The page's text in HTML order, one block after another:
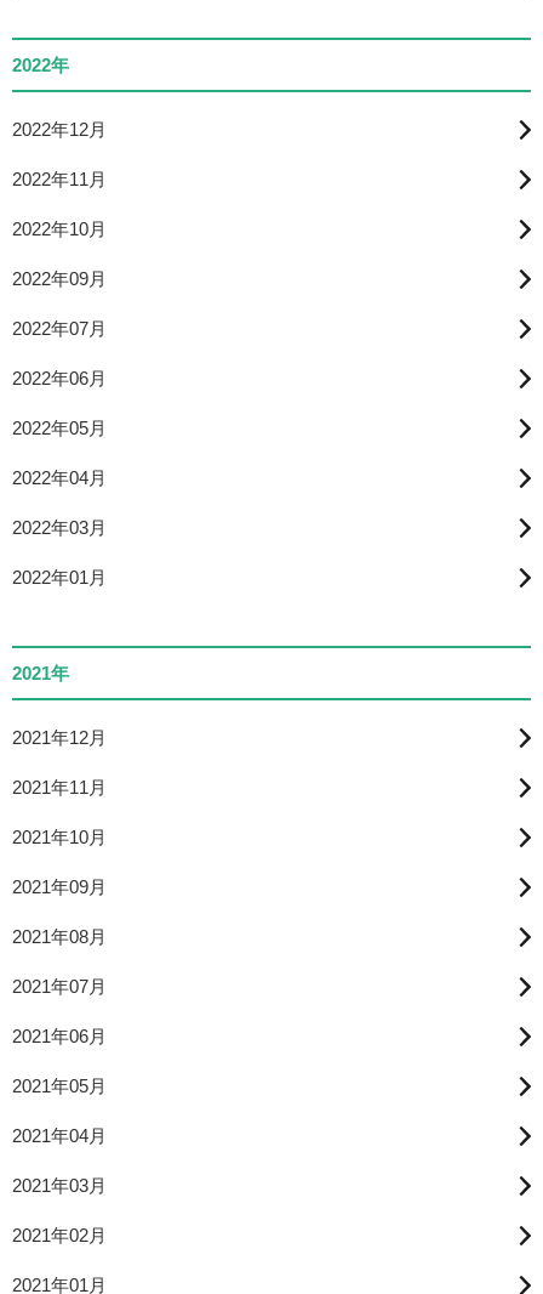
2022年
2022年12月
2022年11月
2022年10月
2022年09月
2022年07月
2022年06月
2022年05月
2022年04月
2022年03月
2022年01月
2021年
2021年12月
2021年11月
2021年10月
2021年09月
2021年08月
2021年07月
2021年06月
2021年05月
2021年04月
2021年03月
2021年02月
2021年01月